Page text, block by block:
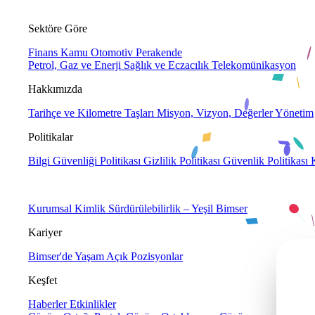
Sektöre Göre
Finans Kamu Otomotiv Perakende
Petrol, Gaz ve Enerji Sağlık ve Eczacılık Telekomünikasyon
Hakkımızda
Tarihçe ve Kilometre Taşları Misyon, Vizyon, DeğerlerYönetim
Politikalar
Bilgi Güvenliği Politikası Gizlilik Politikası Güvenlik Politikası
Kurumsal Kimlik Sürdürülebilirlik – Yeşil Bimser
Kariyer
Bimser'de Yaşam Açık Pozisyonlar
Keşfet
Haberler Etkinlikler